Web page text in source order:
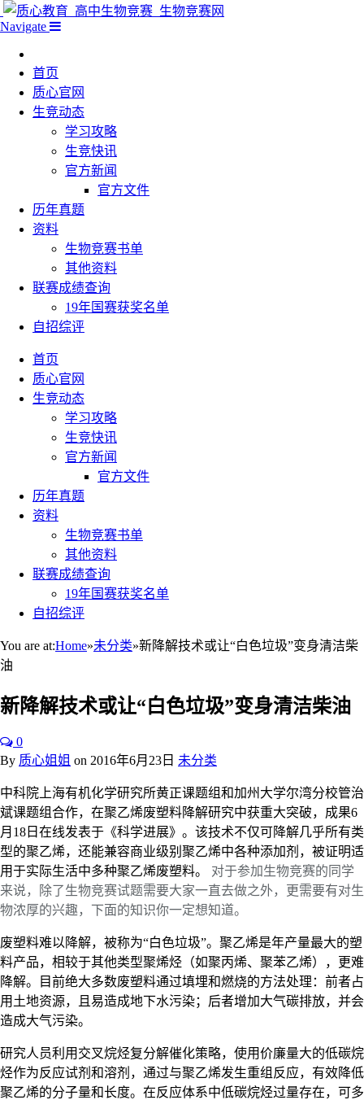
Navigate
首页
质心官网
生竞动态
学习攻略
生竞快讯
官方新闻
官方文件
历年真题
资料
生物竞赛书单
其他资料
联赛成绩查询
19年国赛获奖名单
自招综评
首页
质心官网
生竞动态
学习攻略
生竞快讯
官方新闻
官方文件
历年真题
资料
生物竞赛书单
其他资料
联赛成绩查询
19年国赛获奖名单
自招综评
You are at:Home»未分类»新降解技术或让“白色垃圾”变身清洁柴
油
新降解技术或让“白色垃圾”变身清洁柴油
0
By 质心姐姐 on 2016年6月23日 未分类
中科院上海有机化学研究所黄正课题组和加州大学尔湾分校管治
斌课题组合作，在聚乙烯废塑料降解研究中获重大突破，成果6
月18日在线发表于《科学进展》。该技术不仅可降解几乎所有类
型的聚乙烯，还能兼容商业级别聚乙烯中各种添加剂，被证明适
用于实际生活中多种聚乙烯废塑料。 对于参加生物竞赛的同学
来说，除了生物竞赛试题需要大家一直去做之外，更需要有对生
物浓厚的兴趣，下面的知识你一定想知道。
废塑料难以降解，被称为“白色垃圾”。聚乙烯是年产量最大的塑
料产品，相较于其他类型聚烯烃（如聚丙烯、聚苯乙烯），更难
降解。目前绝大多数废塑料通过填埋和燃烧的方法处理：前者占
用土地资源，且易造成地下水污染；后者增加大气碳排放，并会
造成大气污染。
研究人员利用交叉烷烃复分解催化策略，使用价廉量大的低碳烷
烃作为反应试剂和溶剂，通过与聚乙烯发生重组反应，有效降低
聚乙烯的分子量和长度。在反应体系中低碳烷烃过量存在，可多